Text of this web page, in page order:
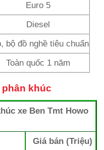
Euro 5
Diesel
bộ đồ nghề tiêu chuẩn
Toàn quốc 1 năm
khúc
xe Ben Tmt Howo
Giá bán (Triệu)